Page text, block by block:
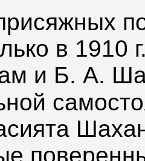
в 1910
и Б. А.